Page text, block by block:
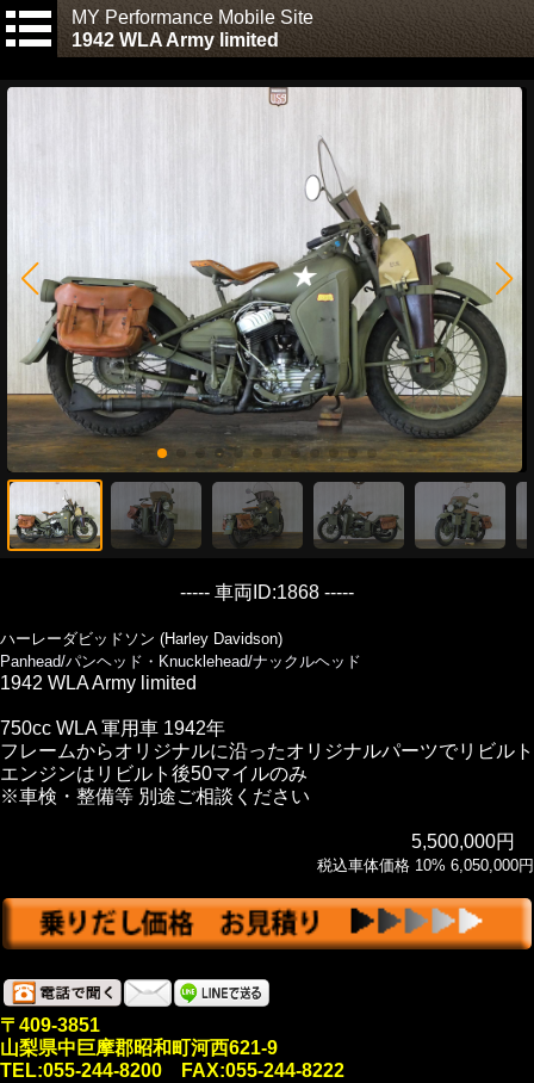
MY Performance Mobile Site
1942 WLA Army limited
----- 車両ID:1868 -----
ハーレーダビッドソン (Harley Davidson)
Panhead/パンヘッド・Knucklehead/ナックルヘッド
1942 WLA Army limited
750cc WLA 軍用車 1942年
フレームからオリジナルに沿ったオリジナルパーツでリビルト
エンジンはリビルト後50マイルのみ
※車検・整備等 別途ご相談ください
5,500,000円
税込車体価格 10% 6,050,000円
〒409-3851
山梨県中巨摩郡昭和町河西621-9
TEL:055-244-8200 FAX:055-244-8222